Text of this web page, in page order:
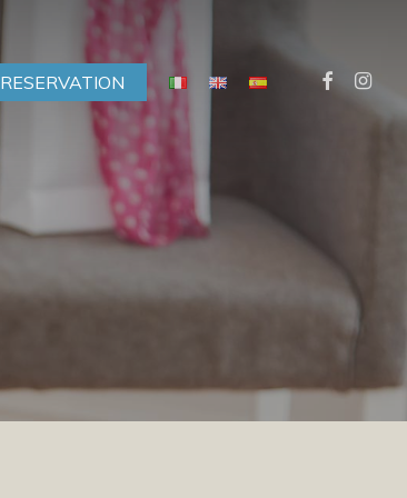
RESERVATION facebook